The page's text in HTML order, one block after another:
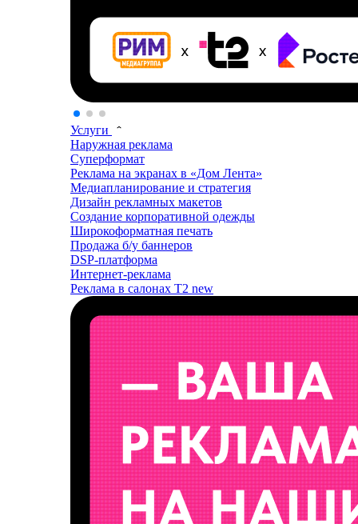
Услуги
Наружная реклама
Суперформат
Реклама на экранах в «Дом Лента»
Медиапланирование и стратегия
Дизайн рекламных макетов
Создание корпоративной одежды
Широкоформатная печать
Продажа б/у баннеров
DSP-платформа
Интернет-реклама
Реклама в салонах T2 new